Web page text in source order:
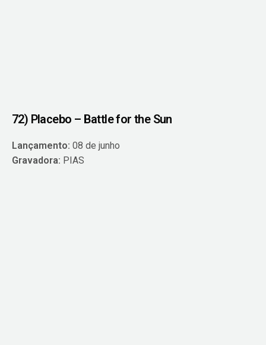
72) Placebo – Battle for the Sun
Lançamento: 08 de junho
Gravadora: PIAS